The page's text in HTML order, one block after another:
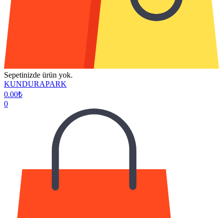
Sepetinizde ürün yok.
KUNDURAPARK
0.00₺
0